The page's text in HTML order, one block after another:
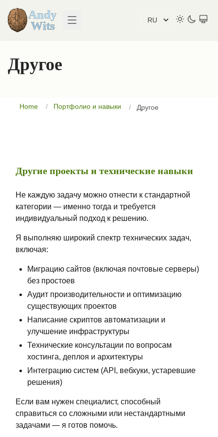
Open main menu
RU
Другое
Home Портфолио и навыки Другое
Другие проекты и технические навыки
Не каждую задачу можно отнести к стандартной
категории — именно тогда и требуется
индивидуальный подход к решению.
Я выполняю широкий спектр технических задач,
включая:
Миграцию сайтов (включая почтовые серверы)
без простоев
Аудит производительности и оптимизацию
существующих проектов
Написание скриптов автоматизации и
улучшение инфраструктуры
Технические консультации по вопросам
хостинга, деплоя и архитектуры
Интеграцию систем (API, вебхуки, устаревшие
решения)
Если вам нужен специалист, способный
справиться со сложными или нестандартными
задачами — я готов помочь.